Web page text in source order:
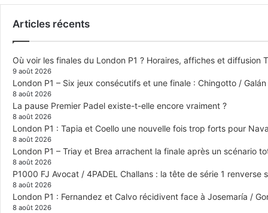
Articles récents
Où voir les finales du London P1 ? Horaires, affiches et diffusion
9 août 2026
London P1 – Six jeux consécutifs et une finale : Chingotto /
8 août 2026
La pause Premier Padel existe-t-elle encore vraiment ?
8 août 2026
London P1 : Tapia et Coello une nouvelle fois trop forts pour
8 août 2026
London P1 – Triay et Brea arrachent la finale après un scénario
8 août 2026
P1000 FJ Avocat / 4PADEL Challans : la tête de série 1
8 août 2026
London P1 : Fernandez et Calvo récidivent face à Josemaría /
8 août 2026